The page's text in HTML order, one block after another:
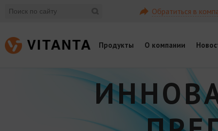
Обратиться в
Продукты О компании